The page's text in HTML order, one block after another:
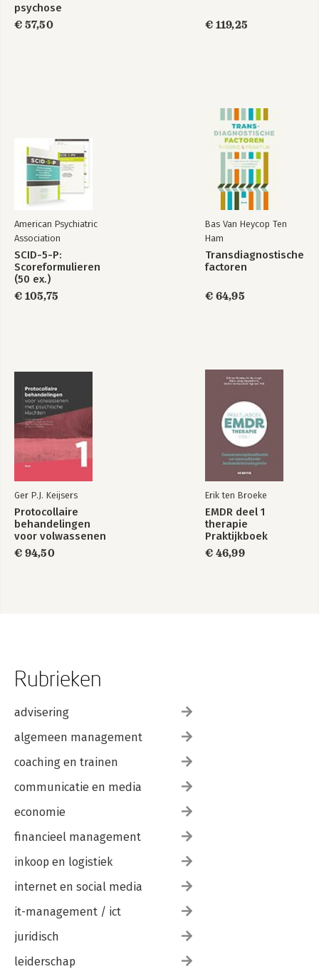
psychose
€ 57,50
€ 119,25
American Psychiatric
Association
SCID-5-P:
Scoreformulieren
(50 ex.)
€ 105,75
Bas Van Heycop Ten
Ham
Transdiagnostische
factoren
€ 64,95
Ger P.J. Keijsers
Protocollaire
behandelingen
voor volwassenen
met psychische
klachten 1
€ 94,50
Erik ten Broeke
EMDR deel 1
therapie
Praktijkboek
€ 46,99
Rubrieken
advisering
algemeen management
coaching en trainen
communicatie en media
economie
financieel management
inkoop en logistiek
internet en social media
it-management / ict
juridisch
leiderschap